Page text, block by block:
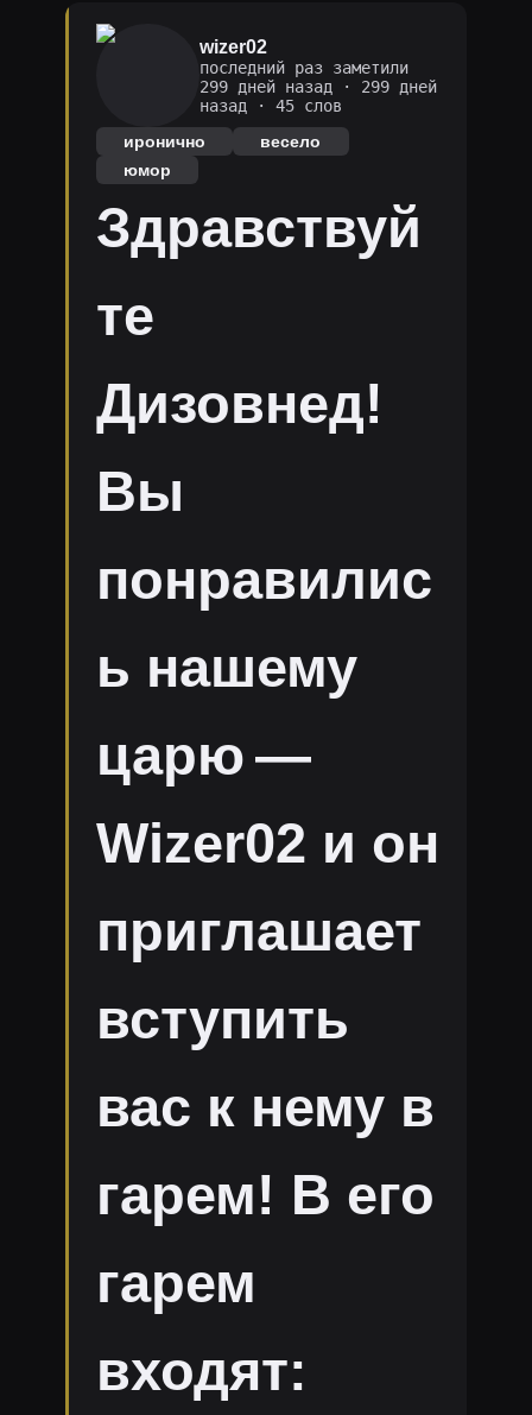
wizer02
последний раз заметили
299 дней назад ·
299 дней
назад · 45 слов
иронично
весело
юмор
Здравствуй
те
Дизовнед!
Вы
понравилис
ь нашему
царю —
Wizer02 и он
приглашает
вступить
вас к нему в
гарем! В его
гарем
входят: